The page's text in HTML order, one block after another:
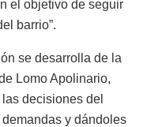
el objetivo de seguir
barrio”.
se desarrolla de la
Lomo Apolinario,
decisiones del
y dándoles